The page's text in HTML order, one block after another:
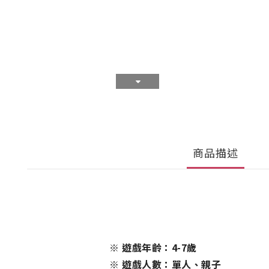
商品描述
※ 遊戲年齡：4-7歲
※ 遊戲人數：單人、親子